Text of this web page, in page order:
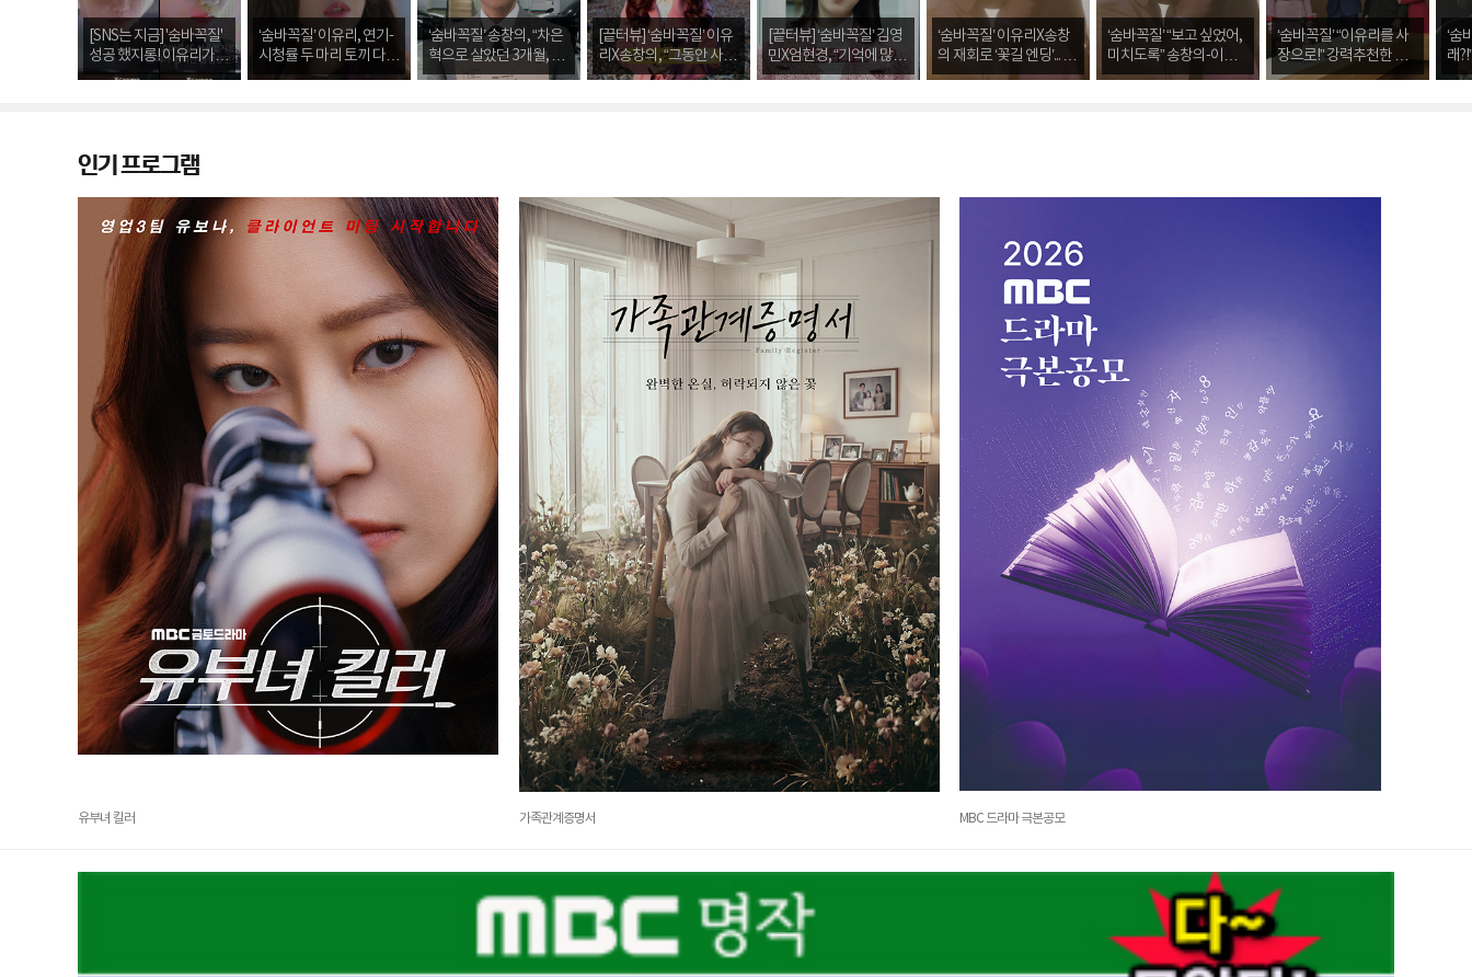
[SNS는 지금] '숨바꼭질'
성공 했지롱! 이유리가 선
택한 꿀잼 장면?!
‘숨바꼭질’ 이유리, 연기-
시청률 두 마리 토끼 다
잡았다... 15.4% 화려한
‘숨바꼭질’ 송창의, “차은
혁으로 살았던 3개월, 유
쾌한 분위기 속 행복했
[끝터뷰] ‘숨바꼭질’ 이유
리X송창의, “그동안 사랑
해주셔서 감사드린다”
[끝터뷰] ‘숨바꼭질’ 김영
민X엄현경, “기억에 많이
남는 작품. 사랑합니다”
‘숨바꼭질’ 이유리X송창
의 재회로 ‘꽃길 엔딩’... 자
체 최고 시청률 기록하며
‘숨바꼭질’ “보고 싶었어,
미치도록” 송창의-이유
리, 1년 만의 재회 ‘해피엔
‘숨바꼭질’ “이유리를 사
장으로!” 강력추천한 사
람의 정체는?!
‘숨
래
시
인기 프로그램
유부녀 킬러 가족관계증명서 MBC 드라마 극본공모